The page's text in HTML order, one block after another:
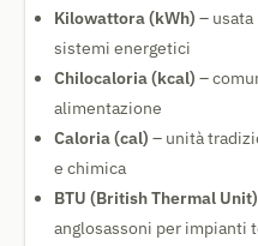
Kilowattora (kWh) –
sistemi energetici
Chilocaloria (kcal) –
alimentazione
Caloria (cal) – unità
e chimica
BTU (British Thermal Unit)
anglosassoni per impianti